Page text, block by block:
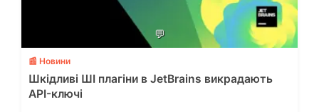
💬
📰 Новини
Шкідливі ШІ плагіни в JetBrains викрадають
API-ключі